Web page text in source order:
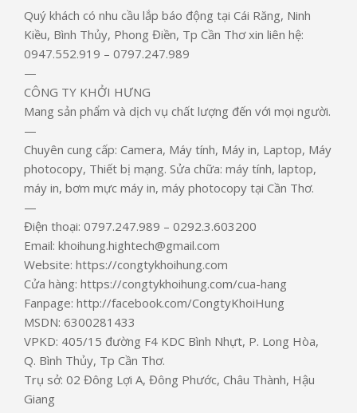
Quý khách có nhu cầu lắp báo động tại Cái Răng, Ninh
Kiều, Bình Thủy, Phong Điền, Tp Cần Thơ xin liên hệ:
0947.552.919 – 0797.247.989
—
CÔNG TY KHỞI HƯNG
Mang sản phẩm và dịch vụ chất lượng đến với mọi người.
—
Chuyên cung cấp: Camera, Máy tính, Máy in, Laptop, Máy
photocopy, Thiết bị mạng. Sửa chữa: máy tính, laptop,
máy in, bơm mực máy in, máy photocopy tại Cần Thơ.
—
Điện thoại: 0797.247.989 – 0292.3.603200
Email: khoihung.hightech@gmail.com
Website: https://congtykhoihung.com
Cửa hàng: https://congtykhoihung.com/cua-hang
Fanpage: http://facebook.com/CongtyKhoiHung
MSDN: 6300281433
VPKD: 405/15 đường F4 KDC Bình Nhựt, P. Long Hòa,
Q. Bình Thủy, Tp Cần Thơ.
Trụ sở: 02 Đông Lợi A, Đông Phước, Châu Thành, Hậu
Giang